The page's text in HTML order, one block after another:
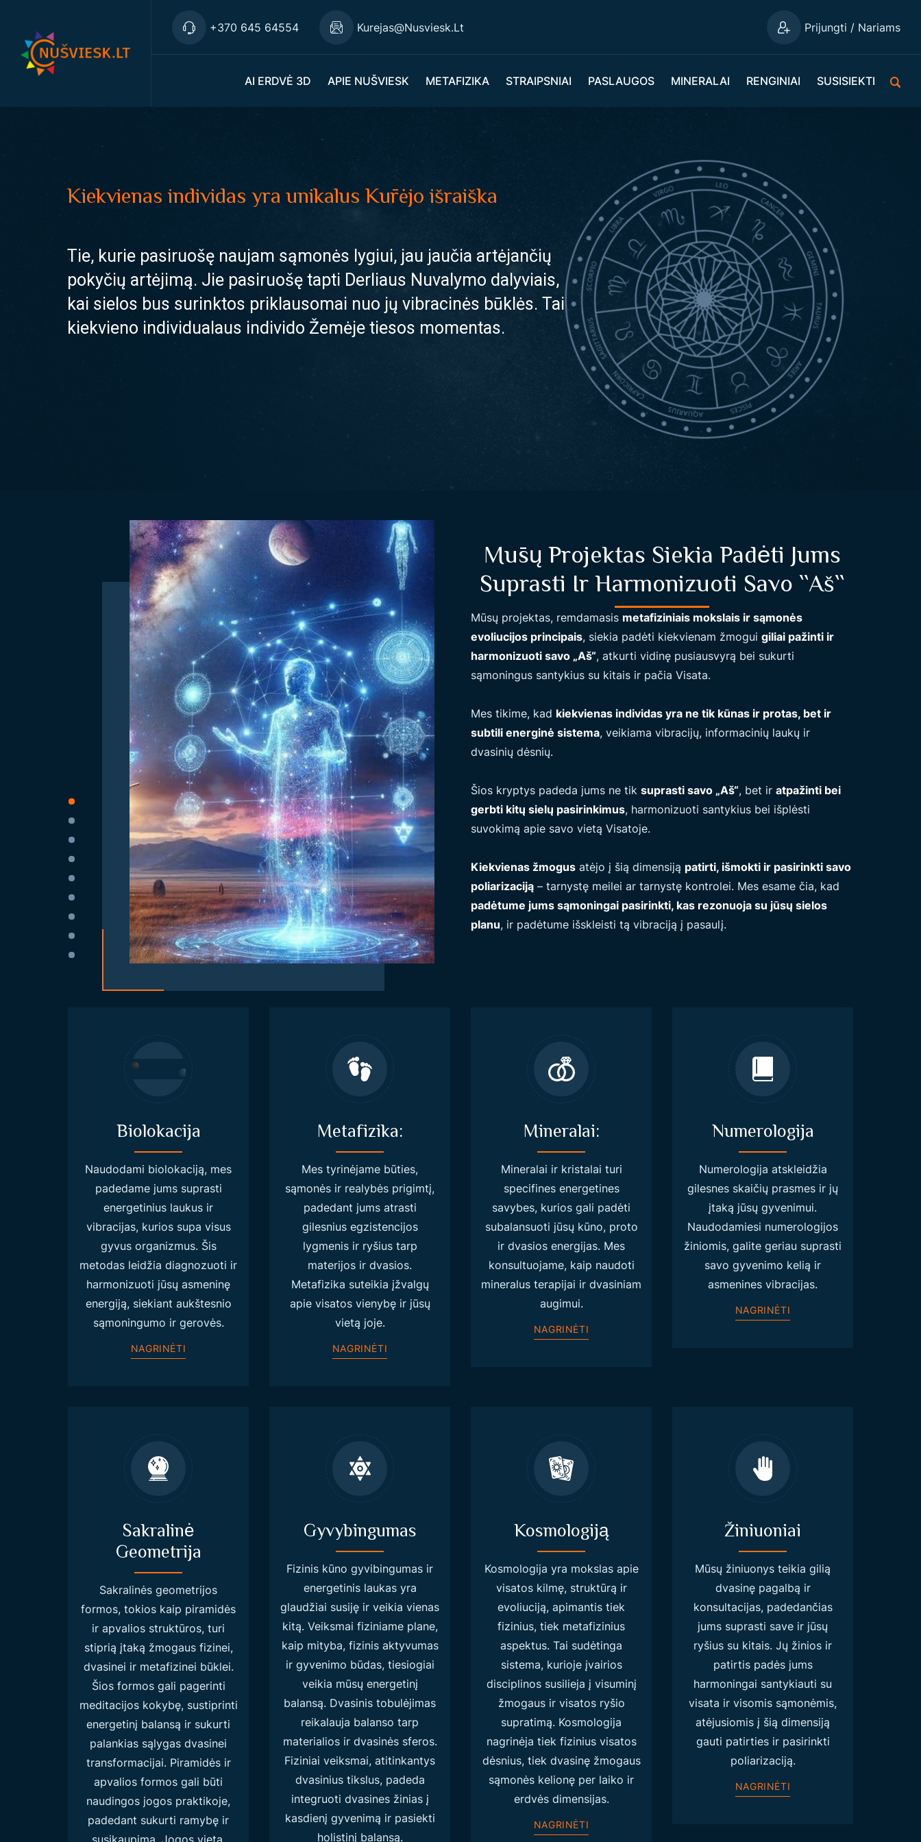
+370 645 64554 Kurejas@nusviesk.lt Prijungti / Nariams
AI ERDVĖ 3D APIE NUŠVIESK METAFIZIKA STRAIPSNIAI PASLAUGOS MINERALAI RENGINIAI SUSISIEKTI
Kiekvienas individas yra unikalus Kūrėjo išraiška
Tie, kurie pasiruošę naujam sąmonės lygiui, jau jaučia artėjančių
pokyčių artėjimą. Jie pasiruošę tapti Derliaus Nuvalymo dalyviais,
kai sielos bus surinktos priklausomai nuo jų vibracinės būklės. Tai
kiekvieno individualaus individo Žemėje tiesos momentas.
Mūsų Projektas Siekia Padėti Jums
Suprasti Ir Harmonizuoti Savo ``Aš``
Mūsų projektas, remdamasis metafiziniais mokslais ir sąmonės
evoliucijos principais, siekia padėti kiekvienam žmogui giliai pažinti ir
harmonizuoti savo „Aš“, atkurti vidinę pusiausvyrą bei sukurti
sąmoningus santykius su kitais ir pačia Visata.
Mes tikime, kad kiekvienas individas yra ne tik kūnas ir protas, bet ir
subtili energinė sistema, veikiama vibracijų, informacinių laukų ir
dvasinių dėsnių.
Šios kryptys padeda jums ne tik suprasti savo „Aš“, bet ir atpažinti bei
gerbti kitų sielų pasirinkimus, harmonizuoti santykius bei išplėsti
suvokimą apie savo vietą Visatoje.
Kiekvienas žmogus atėjo į šią dimensiją patirti, išmokti ir pasirinkti savo
poliarizaciją – tarnystę meilei ar tarnystę kontrolei. Mes esame čia, kad
padėtume jums sąmoningai pasirinkti, kas rezonuoja su jūsų sielos
planu, ir padėtume išskleisti tą vibraciją į pasaulį.
Biolokacija
Naudodami biolokaciją, mes
padedame jums suprasti
energetinius laukus ir
vibracijas, kurios supa visus
gyvus organizmus. Šis
metodas leidžia diagnozuoti ir
harmonizuoti jūsų asmeninę
energiją, siekiant aukštesnio
sąmoningumo ir gerovės.
NAGRINĖTI
Metafizika:
Mes tyrinėjame būties,
sąmonės ir realybės prigimtį,
padedant jums atrasti
gilesnius egzistencijos
lygmenis ir ryšius tarp
materijos ir dvasios.
Metafizika suteikia įžvalgų
apie visatos vienybę ir jūsų
vietą joje.
NAGRINĖTI
Mineralai:
Mineralai ir kristalai turi
specifines energetines
savybes, kurios gali padėti
subalansuoti jūsų kūno, proto
ir dvasios energijas. Mes
konsultuojame, kaip naudoti
mineralus terapijai ir dvasiniam
augimui.
NAGRINĖTI
Numerologija
Numerologija atskleidžia
gilesnes skaičių prasmes ir jų
įtaką jūsų gyvenimui.
Naudodamiesi numerologijos
žiniomis, galite geriau suprasti
savo gyvenimo kelią ir
asmenines vibracijas.
NAGRINĖTI
Sakralinė
Geometrija
Sakralinės geometrijos
formos, tokios kaip piramidės
ir apvalios struktūros, turi
stiprią įtaką žmogaus fizinei,
dvasinei ir metafizinei būklei.
Šios formos gali pagerinti
meditacijos kokybę, sustiprinti
energetinį balansą ir sukurti
palankias sąlygas dvasinei
transformacijai. Piramidės ir
apvalios formos gali būti
naudingos jogos praktikoje,
padedant sukurti ramybę ir
susikaupimą. Jogos vieta,
Gyvybingumas
Fizinis kūno gyvibingumas ir
energetinis laukas yra
glaudžiai susiję ir veikia vienas
kitą. Veiksmai fiziniame plane,
kaip mityba, fizinis aktyvumas
ir gyvenimo būdas, tiesiogiai
veikia mūsų energetinį
balansą. Dvasinis tobulėjimas
reikalauja balanso tarp
materialios ir dvasinės sferos.
Fiziniai veiksmai, atitinkantys
dvasinius tikslus, padeda
integruoti dvasines žinias į
kasdienį gyvenimą ir pasiekti
holistinį balansą.
Kosmologiją
Kosmologija yra mokslas apie
visatos kilmę, struktūrą ir
evoliuciją, apimantis tiek
fizinius, tiek metafizinius
aspektus. Tai sudėtinga
sistema, kurioje įvairios
disciplinos susilieja į visuminį
žmogaus ir visatos ryšio
supratimą. Kosmologija
nagrinėja tiek fizinius visatos
dėsnius, tiek dvasinę žmogaus
sąmonės kelionę per laiko ir
erdvės dimensijas.
NAGRINĖTI
Žiniuoniai
Mūsų žiniuonys teikia gilią
dvasinę pagalbą ir
konsultacijas, padedančias
jums suprasti save ir jūsų
ryšius su kitais. Jų žinios ir
patirtis padės jums
harmoningai santykiauti su
visata ir visomis sąmonėmis,
atėjusiomis į šią dimensiją
gauti patirties ir pasirinkti
poliarizaciją.
NAGRINĖTI